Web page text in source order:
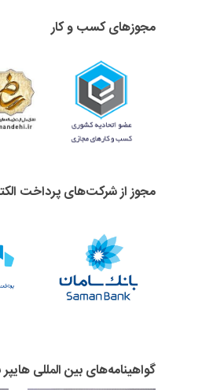
مجوزهای کسب و کار
مجوز از شرکت‌های پرداخت
گواهینامه‌های بین المللی هایپر